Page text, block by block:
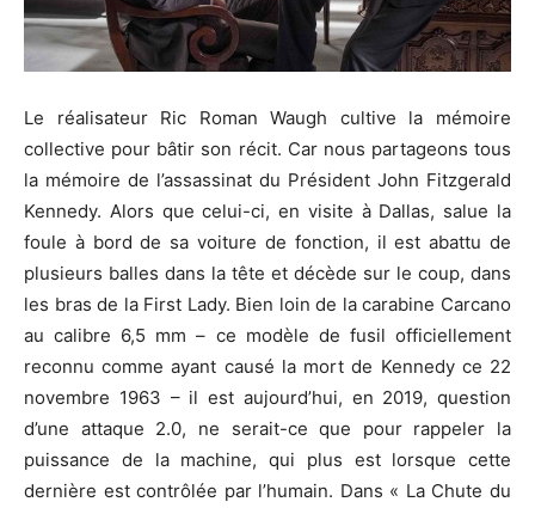
Le réalisateur Ric Roman Waugh cultive la mémoire
collective pour bâtir son récit. Car nous partageons tous
la mémoire de l’assassinat du Président John Fitzgerald
Kennedy. Alors que celui-ci, en visite à Dallas, salue la
foule à bord de sa voiture de fonction, il est abattu de
plusieurs balles dans la tête et décède sur le coup, dans
les bras de la First Lady. Bien loin de la carabine Carcano
au calibre 6,5 mm – ce modèle de fusil officiellement
reconnu comme ayant causé la mort de Kennedy ce 22
novembre 1963 – il est aujourd’hui, en 2019, question
d’une attaque 2.0, ne serait-ce que pour rappeler la
puissance de la machine, qui plus est lorsque cette
dernière est contrôlée par l’humain. Dans « La Chute du